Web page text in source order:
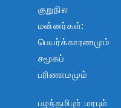
குறுநில
மன்னர்கள்:
பெயர்க்காரணமும்
சமூகப்
பரிணாமமும்
பழந்தமிழர் மரபும்